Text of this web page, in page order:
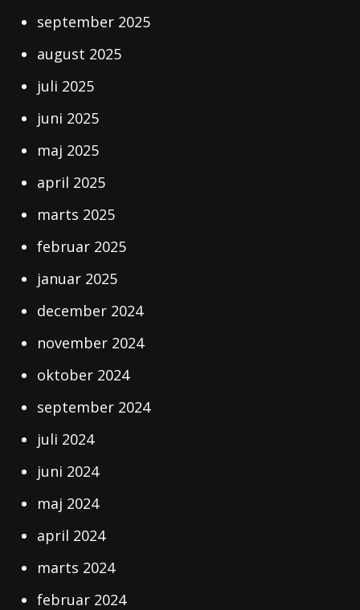
september 2025
august 2025
juli 2025
juni 2025
maj 2025
april 2025
marts 2025
februar 2025
januar 2025
december 2024
november 2024
oktober 2024
september 2024
juli 2024
juni 2024
maj 2024
april 2024
marts 2024
februar 2024